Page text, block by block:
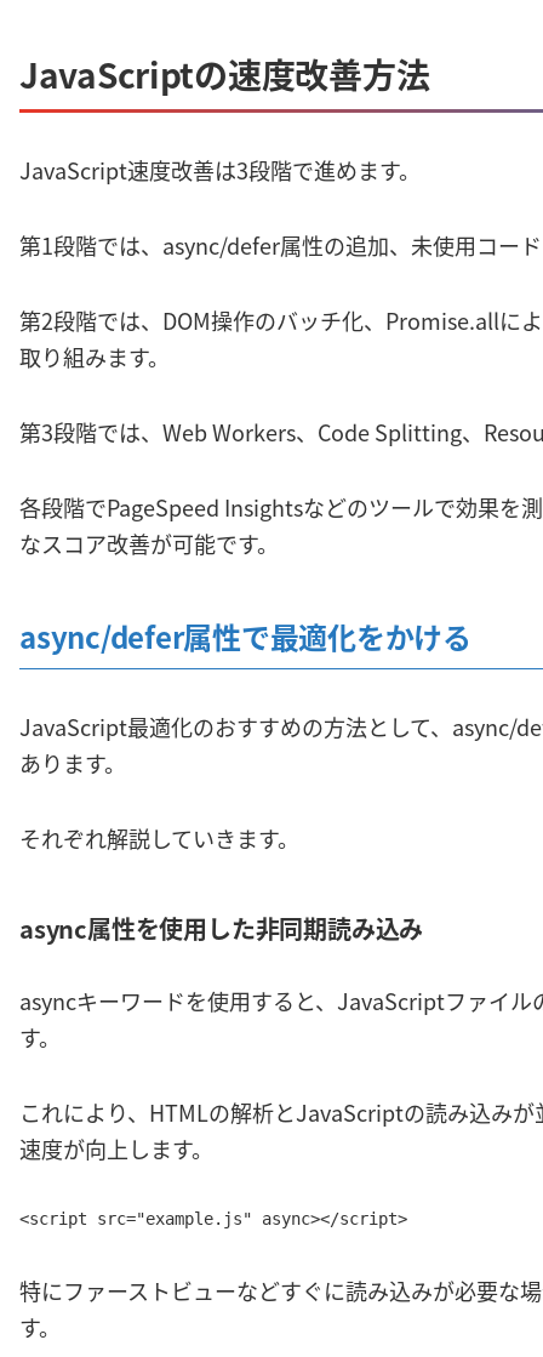
JavaScriptの速度改善方法
JavaScript速度改善は3段階で進めます。
第1段階では、async/defer属性の追加、未使用コー
第2段階では、DOM操作のバッチ化、Promise.allに
取り組みます。
第3段階では、Web Workers、Code Splitting、
各段階でPageSpeed Insightsなどのツールで効果を
なスコア改善が可能です。
async/defer属性で最適化をかける
JavaScript最適化のおすすめの方法として、async/
あります。
それぞれ解説していきます。
async属性を使用した非同期読み込み
asyncキーワードを使用すると、JavaScriptファイル
す。
これにより、HTMLの解析とJavaScriptの読み込み
速度が向上します。
<script src="example.js" async></script>
特にファーストビューなどすぐに読み込みが必要な
す。